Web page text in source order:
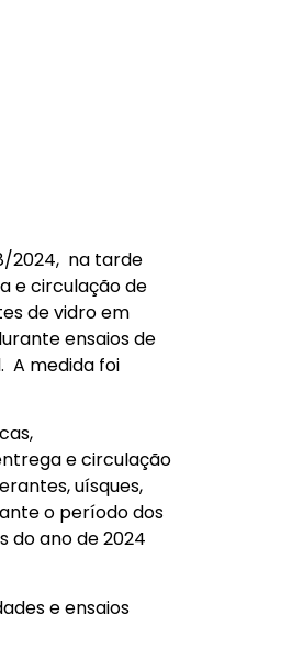
2024, na tarde
e circulação de
de vidro em
ensaios de
A medida foi
e circulação
uísques,
o período dos
do ano de 2024
e ensaios